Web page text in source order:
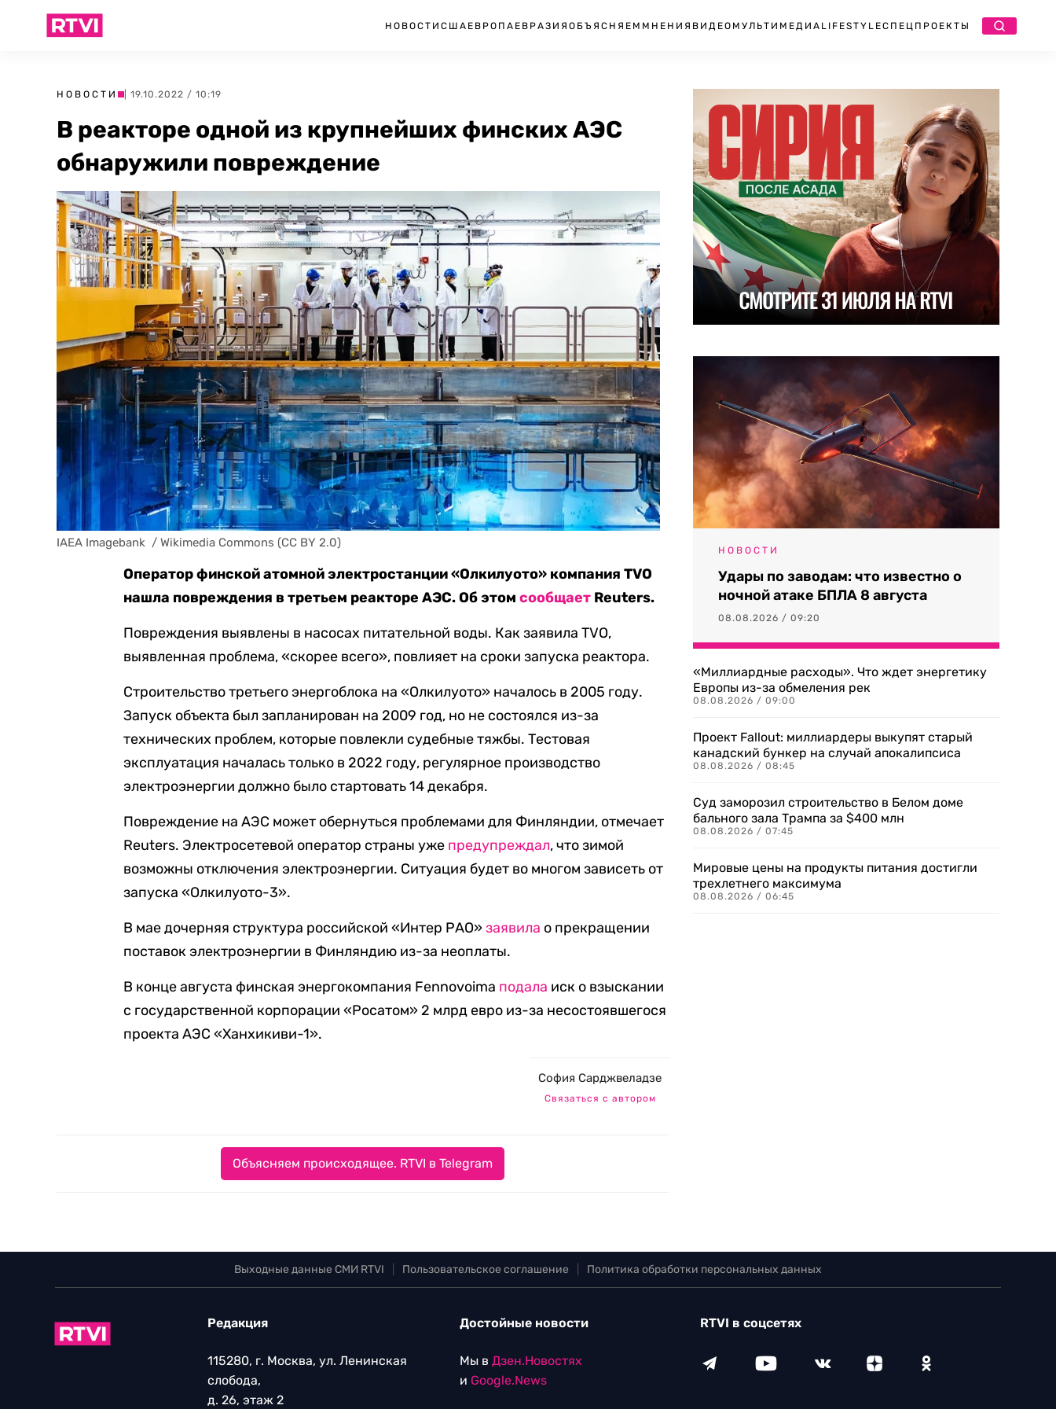
НОВОСТИ США ЕВРОПА ЕВРАЗИЯ ОБЪЯСНЯЕМ МНЕНИЯ ВИДЕО МУЛЬТИМЕДИА LIFESTYLEСПЕЦПРОЕКТЫ
НОВОСТИ | 19.10.2022 / 10:19
В реакторе одной из крупнейших финских АЭС
обнаружили повреждение
IAEA Imagebank  / Wikimedia Commons (CC BY 2.0)
Оператор финской атомной электростанции «Олкилуото» компания TVO
нашла повреждения в третьем реакторе АЭС. Об этомсообщает Reuters.
Повреждения выявлены в насосах питательной воды. Как заявила TVO,
выявленная проблема, «скорее всего», повлияет на сроки запуска реактора.
Строительство третьего энергоблока на «Олкилуото» началось в 2005 году.
Запуск объекта был запланирован на 2009 год, но не состоялся из-за
технических проблем, которые повлекли судебные тяжбы. Тестовая
эксплуатация началась только в 2022 году, регулярное производство
электроэнергии должно было стартовать 14 декабря.
Повреждение на АЭС может обернуться проблемами для Финляндии, отмечает
Reuters. Электросетевой оператор страны уже предупреждал, что зимой
возможны отключения электроэнергии. Ситуация будет во многом зависеть от
запуска «Олкилуото-3».
В мае дочерняя структура российской «Интер РАО»заявила о прекращении
поставок электроэнергии в Финляндию из-за неоплаты.
В конце августа финская энергокомпания Fennovoima подала иск о взыскании
с государственной корпорации «Росатом» 2 млрд евро из-за несостоявшегося
проекта АЭС «Ханхикиви-1».
София Сарджвеладзе
Связаться с автором
Объясняем происходящее. RTVI в Telegram
НОВОСТИ
Удары по заводам: что известно о
ночной атаке БПЛА 8 августа
08.08.2026 / 09:20
«Миллиардные расходы». Что ждет энергетику
Европы из-за обмеления рек
08.08.2026 / 09:00
Проект Fallout: миллиардеры выкупят старый
канадский бункер на случай апокалипсиса
08.08.2026 / 08:45
Суд заморозил строительство в Белом доме
бального зала Трампа за $400 млн
08.08.2026 / 07:45
Мировые цены на продукты питания достигли
трехлетнего максимума
08.08.2026 / 06:45
Выходные данные СМИ RTVI Пользовательское соглашение Политика обработки персональных данных
Редакция
115280, г. Москва, ул. Ленинская
слобода,
д. 26, этаж 2
Достойные новости
Мы в Дзен.Новостях
и Google.News
RTVI в соцсетях